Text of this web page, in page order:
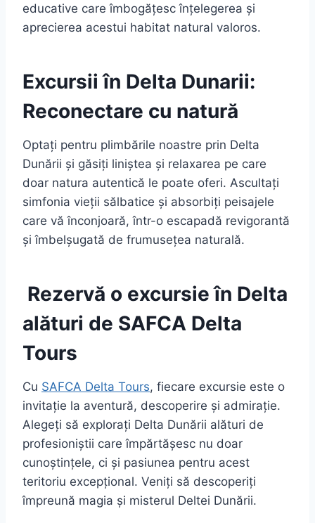
educative care îmbogățesc înțelegerea și
aprecierea acestui habitat natural valoros.
Excursii în Delta Dunarii:
Reconectare cu natură
Optați pentru plimbările noastre prin Delta
Dunării și găsiți liniștea și relaxarea pe care
doar natura autentică le poate oferi. Ascultați
simfonia vieții sălbatice și absorbiți peisajele
care vă înconjoară, într-o escapadă revigorantă
și îmbelșugată de frumusețea naturală.
Rezervă o excursie în Delta
alături de SAFCA Delta
Tours
Cu SAFCA Delta Tours, fiecare excursie este o
invitație la aventură, descoperire și admirație.
Alegeți să explorați Delta Dunării alături de
profesioniștii care împărtășesc nu doar
cunoștințele, ci și pasiunea pentru acest
teritoriu excepțional. Veniți să descoperiți
împreună magia și misterul Deltei Dunării.